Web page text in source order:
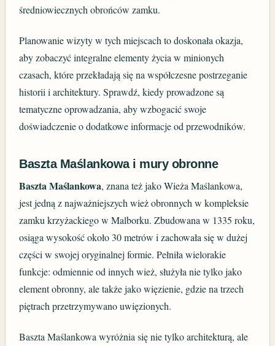
średniowiecznych obrońców zamku.
Planowanie wizyty w tych miejscach to doskonała okazja,
aby zobaczyć integralne elementy życia w minionych
czasach, które przekładają się na współczesne postrzeganie
historii i architektury. Sprawdź, kiedy prowadzone są
tematyczne oprowadzania, aby wzbogacić swoje
doświadczenie o dodatkowe informacje od przewodników.
Baszta Maślankowa i mury obronne
Baszta Maślankowa, znana też jako Wieża Maślankowa,
jest jedną z najważniejszych wież obronnych w kompleksie
zamku krzyżackiego w Malborku. Zbudowana w 1335 roku,
osiąga wysokość około 30 metrów i zachowała się w dużej
części w swojej oryginalnej formie. Pełniła wielorakie
funkcje: odmiennie od innych wież, służyła nie tylko jako
element obronny, ale także jako więzienie, gdzie na trzech
piętrach przetrzymywano uwięzionych.
Baszta Maślankowa wyróżnia się nie tylko architekturą, ale